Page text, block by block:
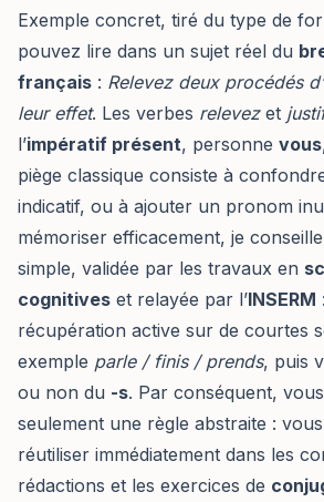
Exemple concret, tiré du type de
pouvez lire dans un sujet réel du
français : Relevez deux procédés
leur effet. Les verbes relevezet
l’impératif présent, personne vous
piège classique consiste à
indicatif, ou à ajouter un pronom
mémoriser efficacement, je
simple, validée par les travaux en
cognitives et relayée par l’INSERM
récupération active sur de courtes
exemple parle / finis / prends, puis
ou non du -s. Par conséquent,
seulement une règle abstraite :
réutiliser immédiatement dans les
rédactions et les exercices de